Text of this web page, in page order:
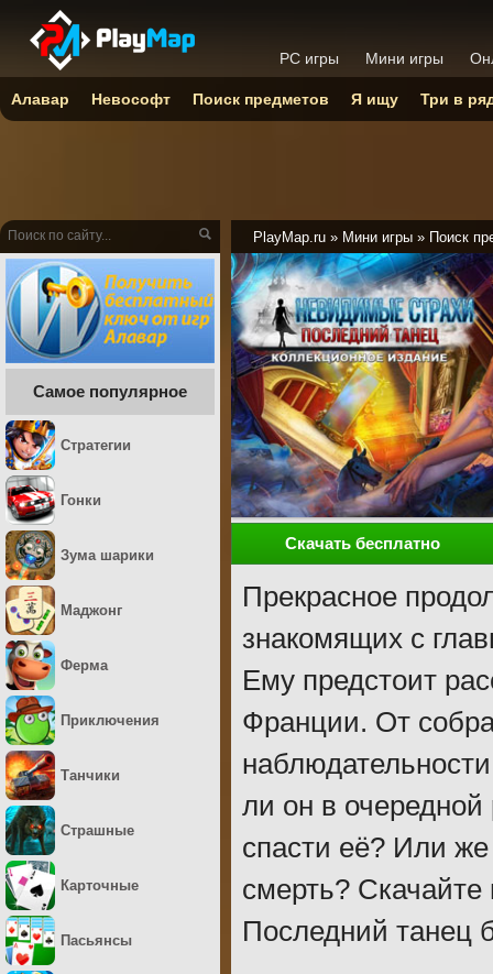
PlayMap.ru » Мини игры » Поиск
Скачать бесплатно
Прекрасное
знакомящих с
Ему предстоит
Франции. От
ли он в очередной
спасти её? Или
смерть?
Последний танец
Самое популярное
Стратегии
Гонки
Зума шарики
Маджонг
Ферма
Приключения
Танчики
Страшные
Карточные
Пасьянсы
PC игры Мини игры
Алавар Невософт Поиск предметов Я ищу Три в